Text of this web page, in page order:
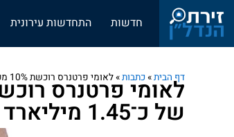
חדשות התחדשות עירונית
דף הבית»כתבות»לאומי פרטנרס רוכשת 10% מקבוצת יוסי אברהמי לפי שווי של כ־1.45 מיליארד שקל
של כ־1.45 מיליארד שקל